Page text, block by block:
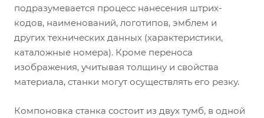
подразумевается процесс нанесения штрих-
кодов, наименований, логотипов, эмблем и
других технических данных (характеристики,
каталожные номера). Кроме переноса
изображения, учитывая толщину и свойства
материала, станки могут осуществлять его резку.
Компоновка станка состоит из двух тумб, в одной